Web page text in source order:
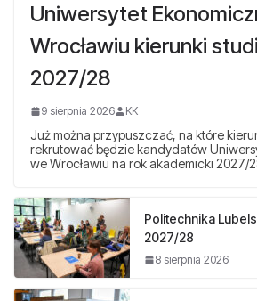
Uniwersytet
Wrocławiu kierunki
2027/28
9 sierpnia 2026 KK
Już można przypuszczać, na które
rekrutować będzie kandydatów
we Wrocławiu na rok akademicki 2027/
Politechnika
2027/28
8 sierpnia 2026